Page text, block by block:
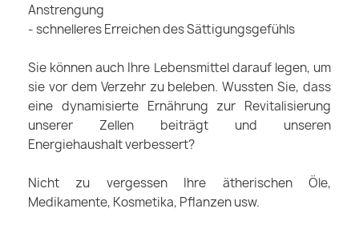
Anstrengung
- schnelleres Erreichen des Sättigungsgefühls
Sie können auch Ihre Lebensmittel darauf legen, um
sie vor dem Verzehr zu beleben. Wussten Sie, dass
eine dynamisierte Ernährung zur Revitalisierung
unserer Zellen beiträgt und unseren
Energiehaushalt verbessert?
Nicht zu vergessen Ihre ätherischen Öle,
Medikamente, Kosmetika, Pflanzen usw.